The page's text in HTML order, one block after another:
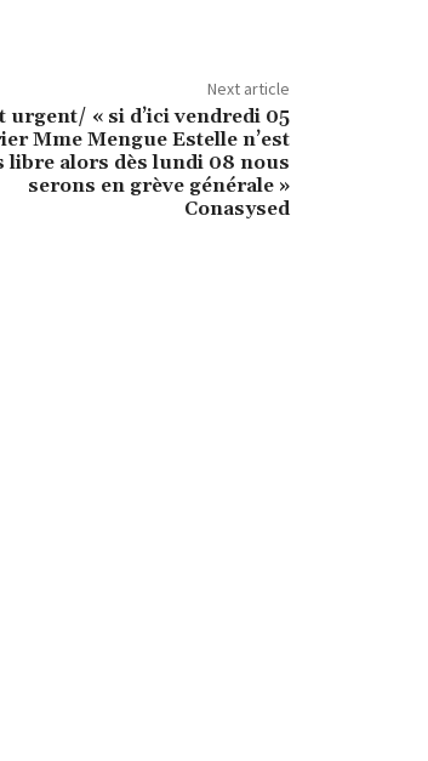
Next article
urgent/ « si d’ici vendredi 05
Mme Mengue Estelle n’est
libre alors dès lundi 08 nous
serons en grève générale »
Conasysed